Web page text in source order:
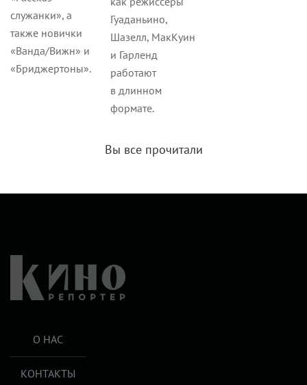
служанки», а
также новички
«Ванда/Вижн» и
«Бриджертоны».
Гуаданьино,
Шазелл, МакКуин
и Гарленд
работают
в длинном
формате.
Вы все прочитали
О НАС
КОНТАКТЫ